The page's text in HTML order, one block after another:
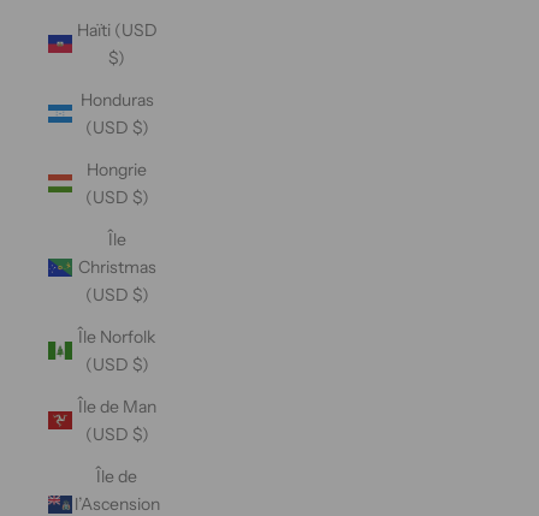
Haïti (USD
$)
Honduras
(USD $)
Hongrie
(USD $)
Île
Christmas
(USD $)
Île Norfolk
(USD $)
Île de Man
(USD $)
Île de
l’Ascension